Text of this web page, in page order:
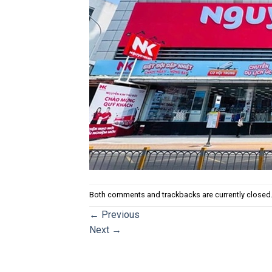
Both comments and trackbacks are currently closed.
← Previous
Next →